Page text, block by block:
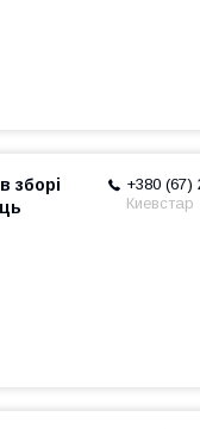
+380 (67)
Киевстар
зборі